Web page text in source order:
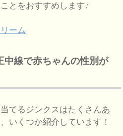
とをおすすめします♪
ーム
中線で赤ちゃんの性別が
てるジンクスはたくさんあ
いくつか紹介しています！